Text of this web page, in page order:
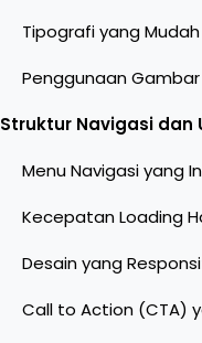
Tipografi yang
Penggunaan
Struktur Navigasi dan
Menu Navigasi yang
Kecepatan Loading
Desain yang
Call to Action (CTA)